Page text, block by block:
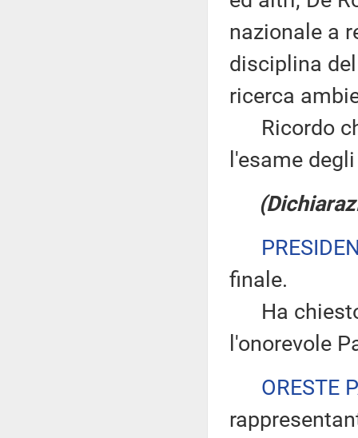
nazionale a
disciplina
ricerca
Ricordo
l'esame
finale.
Ha chiesto
l'onorevole
ORESTE